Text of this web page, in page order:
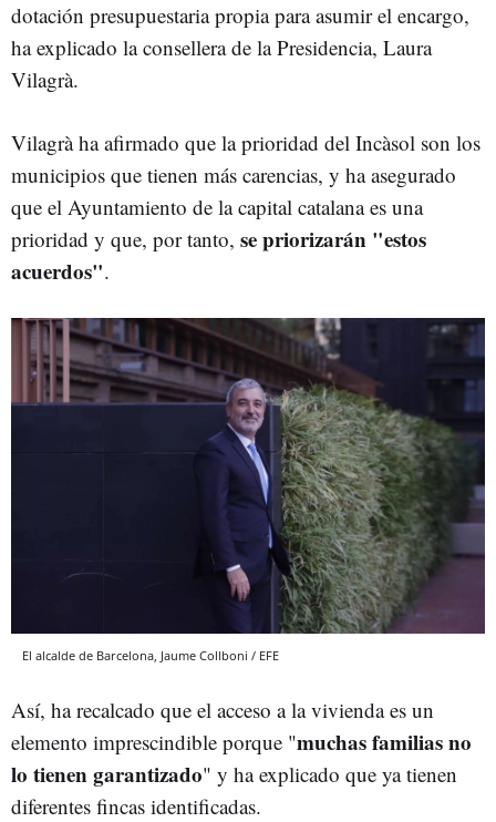
dotación presupuestaria propia para asumir el encargo,
ha explicado la consellera de la Presidencia, Laura
Vilagrà.
Vilagrà ha afirmado que la prioridad del Incàsol son los
municipios que tienen más carencias, y ha asegurado
que el Ayuntamiento de la capital catalana es una
prioridad y que, por tanto, se priorizarán "estos
acuerdos".
El alcalde de Barcelona, Jaume Collboni / EFE
Así, ha recalcado que el acceso a la vivienda es un
elemento imprescindible porque "muchas familias no
lo tienen garantizado" y ha explicado que ya tienen
diferentes fincas identificadas.